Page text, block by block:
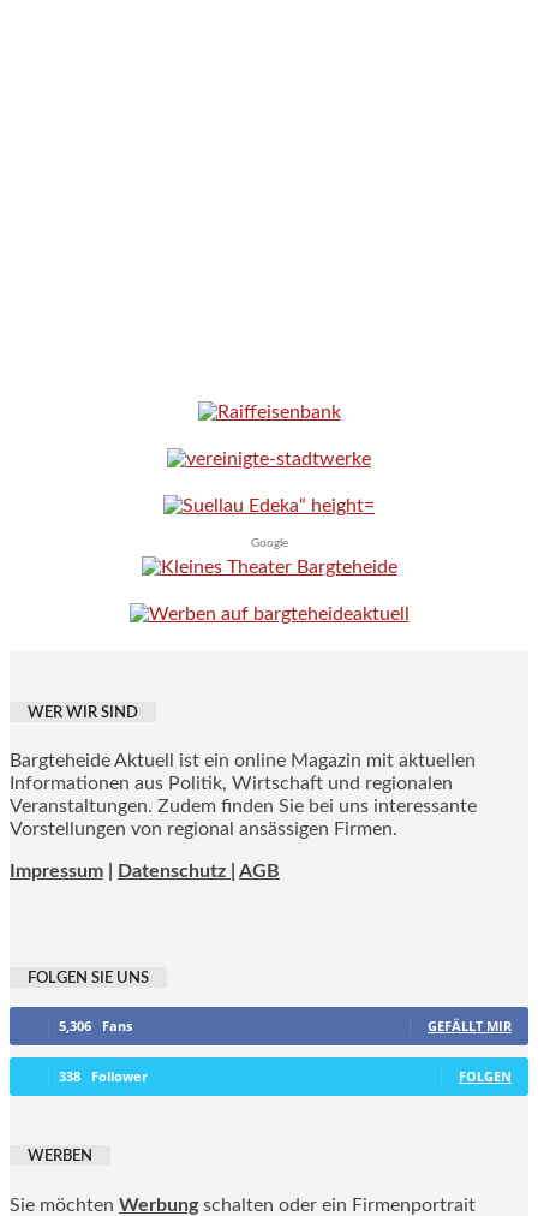
Google
WER WIR SIND
Bargteheide Aktuell ist ein online Magazin mit aktuellen
Informationen aus Politik, Wirtschaft und regionalen
Veranstaltungen. Zudem finden Sie bei uns interessante
Vorstellungen von regional ansässigen Firmen.
Impressum Datenschutz | AGB
FOLGEN SIE UNS
5,306 Fans GEFÄLLT MIR
338 Follower FOLGEN
WERBEN
Sie möchten Werbung schalten oder ein Firmenportrait